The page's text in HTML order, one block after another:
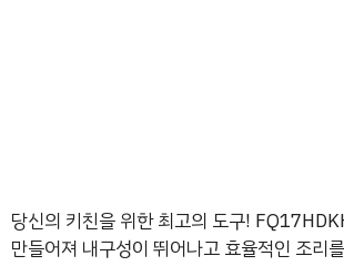
당신의 키친을 위한 최고의 도구!
만들어져 내구성이 뛰어나고 효율적인 조리